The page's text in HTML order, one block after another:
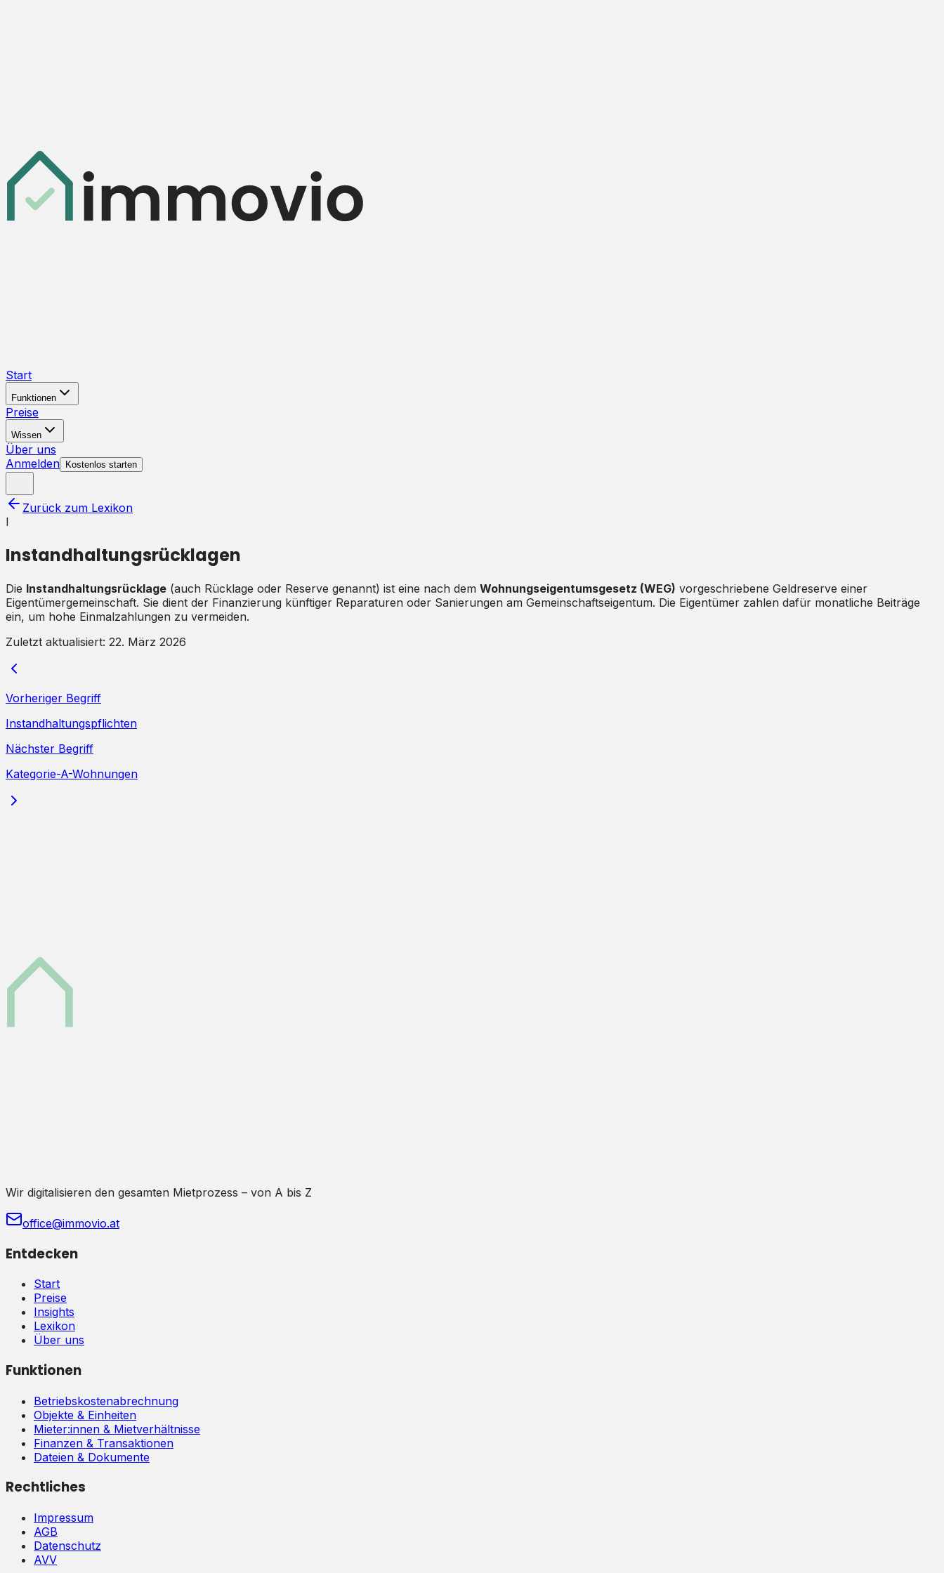
Start
Funktionen
Preise
Wissen
Über uns
Anmelden
Kostenlos starten
Zurück zum Lexikon
I
Instandhaltungsrücklagen
Die Instandhaltungsrücklage (auch Rücklage oder Reserve genannt) ist eine nach dem Wohnungseigentumsgesetz (WEG) vorgeschriebene Geldreserve einer
Eigentümergemeinschaft. Sie dient der Finanzierung künftiger Reparaturen oder Sanierungen am Gemeinschaftseigentum. Die Eigentümer zahlen dafür monatliche Beiträge
ein, um hohe Einmalzahlungen zu vermeiden.
Zuletzt aktualisiert: 22. März 2026
Vorheriger Begriff
Instandhaltungspflichten
Nächster Begriff
Kategorie-A-Wohnungen
Wir digitalisieren den gesamten Mietprozess – von A bis Z
office@immovio.at
Entdecken
Start
Preise
Insights
Lexikon
Über uns
Funktionen
Betriebskostenabrechnung
Objekte & Einheiten
Mieter:innen & Mietverhältnisse
Finanzen & Transaktionen
Dateien & Dokumente
Rechtliches
Impressum
AGB
Datenschutz
AVV